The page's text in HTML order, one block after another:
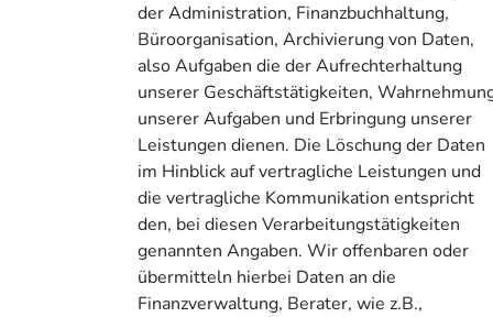
der Administration, Finanzbuchhaltung,
Büroorganisation, Archivierung von Daten,
also Aufgaben die der Aufrechterhaltung
unserer Geschäftstätigkeiten,
unserer Aufgaben und Erbringung unserer
Leistungen dienen. Die Löschung der Daten
im Hinblick auf vertragliche Leistungen und
die vertragliche Kommunikation entspricht
den, bei diesen Verarbeitungstätigkeiten
genannten Angaben. Wir offenbaren oder
übermitteln hierbei Daten an die
Finanzverwaltung, Berater, wie z.B.,